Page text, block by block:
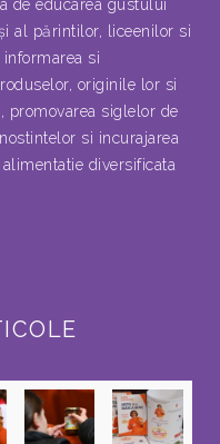
de educarea gustului
al părintilor, liceenilor si
si
originile lor si
promovarea siglelor de
si incurajarea
diversificata